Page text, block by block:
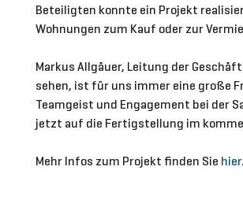
Beteiligten konnte ein Projekt
Wohnungen zum Kauf oder zur
Markus Allgäuer, Leitung der
sehen, ist für uns immer eine große
Teamgeist und Engagement bei der
jetzt auf die Fertigstellung im
Mehr Infos zum Projekt finden Sie hier.